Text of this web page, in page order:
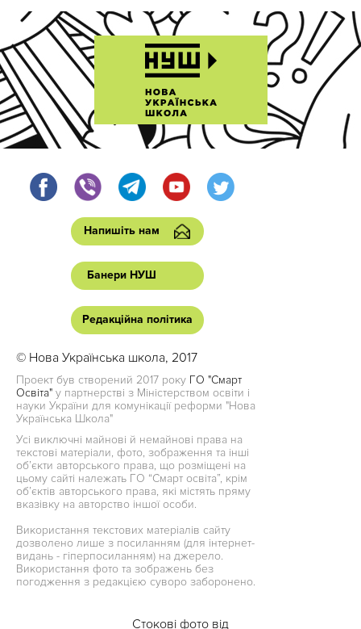
Напишіть нам
Банери НУШ
Редакційна політика
© Нова Українська школа, 2017
Проект був створений 2017 року ГО "Смарт
Освіта" у партнерстві з Міністерством освіти і
науки України для комунікації реформи "Нова
Українська Школа"
Усі виключні майнові й немайнові права на
текстові матеріали, фото, зображення та інші
об’єкти авторського права, що розміщені на
цьому сайті належать ГО “Смарт освіта”, крім
об’єктів авторського права, які містять пряму
вказівку на авторство іншої особи.
Використання текстових матеріалів сайту
дозволено лише з посиланням (для інтернет-
видань - гіперпосиланням) на джерело.
Використання фото та зображень без
погодження з редакцією суворо заборонено.
Стокові фото від